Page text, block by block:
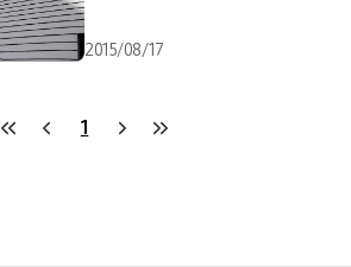
2015/08/17
1